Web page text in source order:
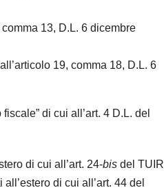
13, D.L. 6 dicembre
19, comma 18, D.L. 6
di cui all’art. 4 D.L. del
di cui all’art. 24-bis del TUIR
di cui all’art. 44 del